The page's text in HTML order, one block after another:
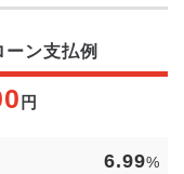
ン支払例
円
6.99%